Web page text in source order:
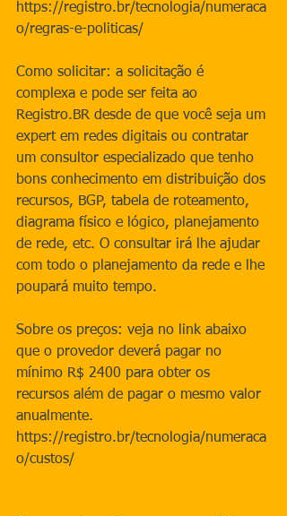
https://registro.br/tecnologia/numeraca
o/regras-e-politicas/
Como solicitar: a solicitação é
complexa e pode ser feita ao
Registro.BR desde de que você seja um
expert em redes digitais ou contratar
um consultor especializado que tenho
bons conhecimento em distribuição dos
recursos, BGP, tabela de roteamento,
diagrama físico e lógico, planejamento
de rede, etc. O consultar irá lhe ajudar
com todo o planejamento da rede e lhe
poupará muito tempo.
Sobre os preços: veja no link abaixo
que o provedor deverá pagar no
mínimo R$ 2400 para obter os
recursos além de pagar o mesmo valor
anualmente.
https://registro.br/tecnologia/numeraca
o/custos/